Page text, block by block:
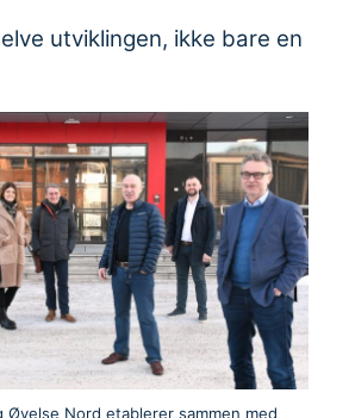
utviklingen, ikke bare en
Øvelse Nord etablerer sammen med